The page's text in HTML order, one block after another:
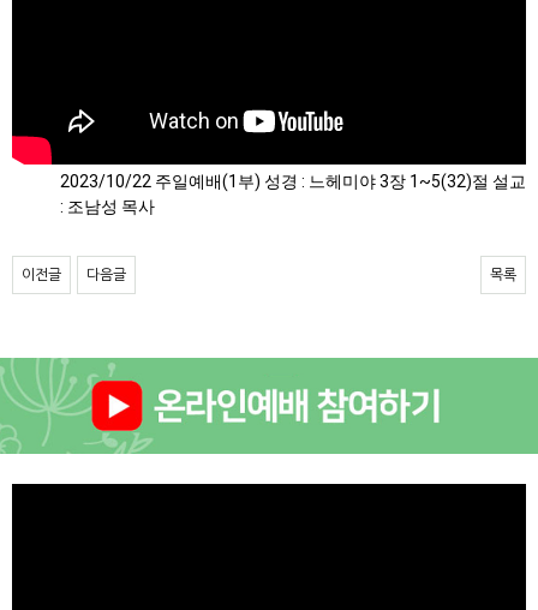
2023/10/22 주일예배(1부) 성경 : 느헤미야 3장 1~5(32)절 설교
: 조남성 목사
이전글 다음글 목록